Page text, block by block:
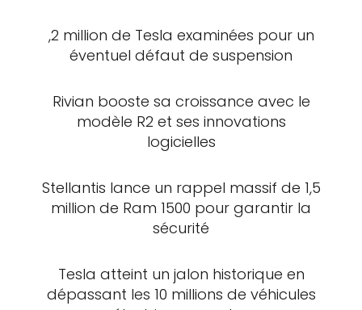
,2 million de Tesla examinées pour un
éventuel défaut de suspension
Rivian booste sa croissance avec le
modèle R2 et ses innovations
logicielles
Stellantis lance un rappel massif de 1,5
million de Ram 1500 pour garantir la
sécurité
Tesla atteint un jalon historique en
dépassant les 10 millions de véhicules